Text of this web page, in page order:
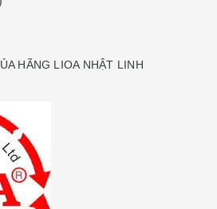
HÃNG LIOA NHẬT LINH